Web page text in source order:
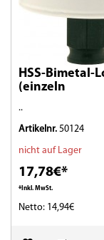
HSS-Bimetal-
(einzeln
..
Artikelnr. 50124
nicht auf Lager
17,78€*
*Inkl. MwSt.
Netto: 14,94€